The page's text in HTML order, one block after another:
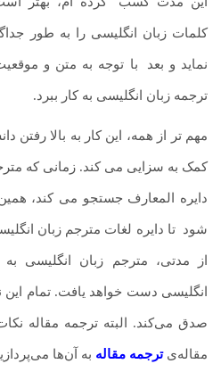
کلمات زبان انگلیسی را به طور
نماید و بعد با توجه به متن و
ترجمه زبان انگلیسی به کار ببرد.
مهم تر از همه، این کار به بالا رفتن
کمک به سزایی می کند. زمانی که
دایره المعارف جستجو می کند،
شود تا دایره لغات مترجم زبان
از مدتی، مترجم زبان انگلیسی
انگلیسی دست خواهد یافت. تمام این
صدق می‌کند. البته ترجمه مقاله
مقاله‌یترجمه مقاله ‌به آن‌ها